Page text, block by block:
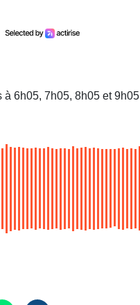
à 6h05, 7h05, 8h05 et 9h05